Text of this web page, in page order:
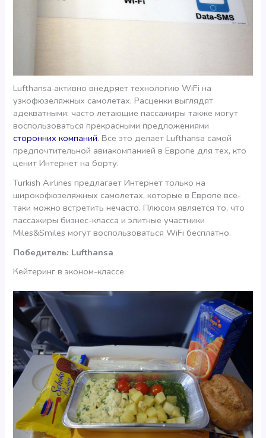
Lufthansa активно внедряет технологию WiFi на
узкофюзеляжных самолетах. Расценки выглядят
адекватными; часто летающие пассажиры также могут
воспользоваться прекрасными предложениями
сторонних компаний. Все это делает Lufthansa самой
предпочтительной авиакомпанией в Европе для тех, кто
ценит Интернет на борту.
Turkish Airlines предлагает Интернет только на
широкофюзеляжных самолетах, которые в Европе все-
таки можно встретить нечасто. Плюсом является то, что
пассажиры бизнес-класса и элитные участники
Miles&Smiles могут воспользоваться WiFi бесплатно.
Победитель: Lufthansa
Кейтеринг в эконом-классе